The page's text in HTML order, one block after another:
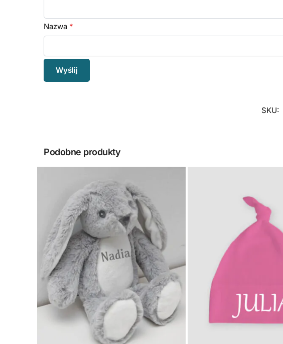
Nazwa *
SKU:
Podobne produkty